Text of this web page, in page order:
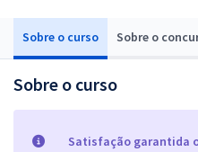
Sobre o curso Sobre o
Sobre o curso
Satisfação garantida